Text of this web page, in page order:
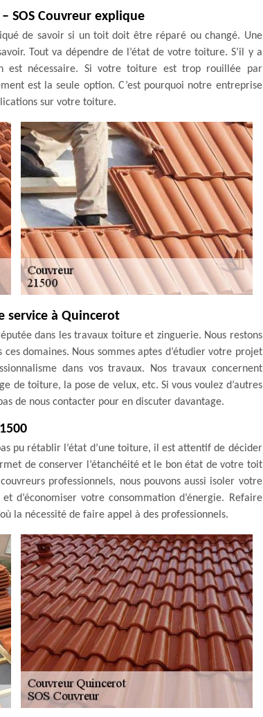
SOS Couvreur explique
de savoir si un toit doit être réparé ou changé. Une
Tout va dépendre de l’état de votre toiture. S’il y a
est nécessaire. Si votre toiture est trop rouillée par
est la seule option. C’est pourquoi notre entreprise
sur votre toiture.
service à Quincerot
dans les travaux toiture et zinguerie. Nous restons
domaines. Nous sommes aptes d’étudier votre projet
dans vos travaux. Nos travaux concernent
de toiture, la pose de velux, etc. Si vous voulez d’autres
de nous contacter pour en discuter davantage.
pu rétablir l’état d’une toiture, il est attentif de décider
de conserver l’étanchéité et le bon état de votre toit
professionnels, nous pouvons aussi isoler votre
votre consommation d’énergie. Refaire
la nécessité de faire appel à des professionnels.